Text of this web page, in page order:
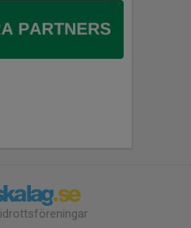
idrottsföreningar